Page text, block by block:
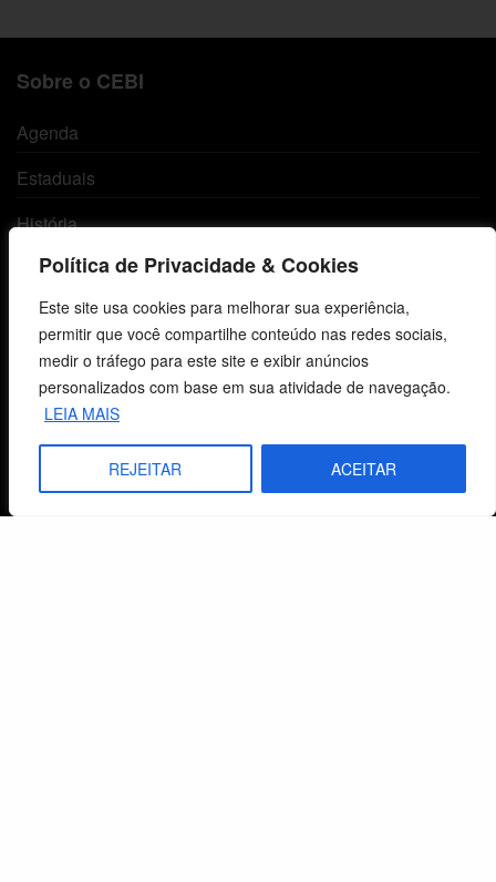
Política de Privacidade & Cookies
Este site usa cookies para melhorar sua experiência,
permitir que você compartilhe conteúdo nas redes sociais,
medir o tráfego para este site e exibir anúncios
personalizados com base em sua atividade de navegação.
LEIA MAIS
REJEITAR ACEITAR
Sobre o CEBI
Agenda
Estaduais
História
Objetivos
Método
Política de Privacidade
Livraria